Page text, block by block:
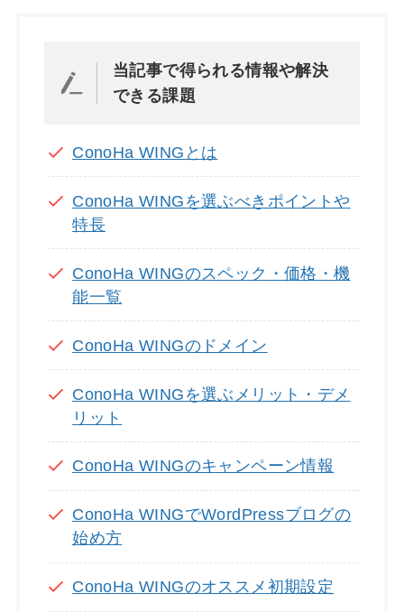
当記事で得られる情報や解決
できる課題
ConoHa WINGとは
ConoHa WINGを選ぶべきポイントや
特長
ConoHa WINGのスペック・価格・機
能一覧
ConoHa WINGのドメイン
ConoHa WINGを選ぶメリット・デメ
リット
ConoHa WINGのキャンペーン情報
ConoHa WINGでWordPressブログの
始め方
ConoHa WINGのオススメ初期設定